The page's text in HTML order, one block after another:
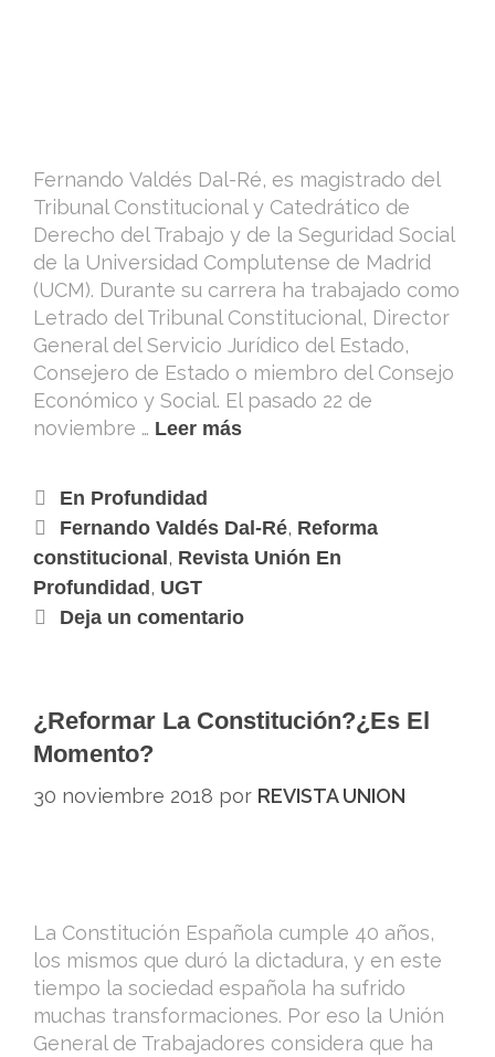
Fernando Valdés Dal-Ré, es magistrado del
Tribunal Constitucional y Catedrático de
Derecho del Trabajo y de la Seguridad Social
de la Universidad Complutense de Madrid
(UCM). Durante su carrera ha trabajado como
Letrado del Tribunal Constitucional, Director
General del Servicio Jurídico del Estado,
Consejero de Estado o miembro del Consejo
Económico y Social. El pasado 22 de
noviembre … Leer más
En Profundidad
Fernando Valdés Dal-Ré, Reforma
constitucional, Revista Unión En
Profundidad, UGT
Deja un comentario
¿Reformar La Constitución?¿Es El
Momento?
30 noviembre 2018 por REVISTA UNION
La Constitución Española cumple 40 años,
los mismos que duró la dictadura, y en este
tiempo la sociedad española ha sufrido
muchas transformaciones. Por eso la Unión
General de Trabajadores considera que ha